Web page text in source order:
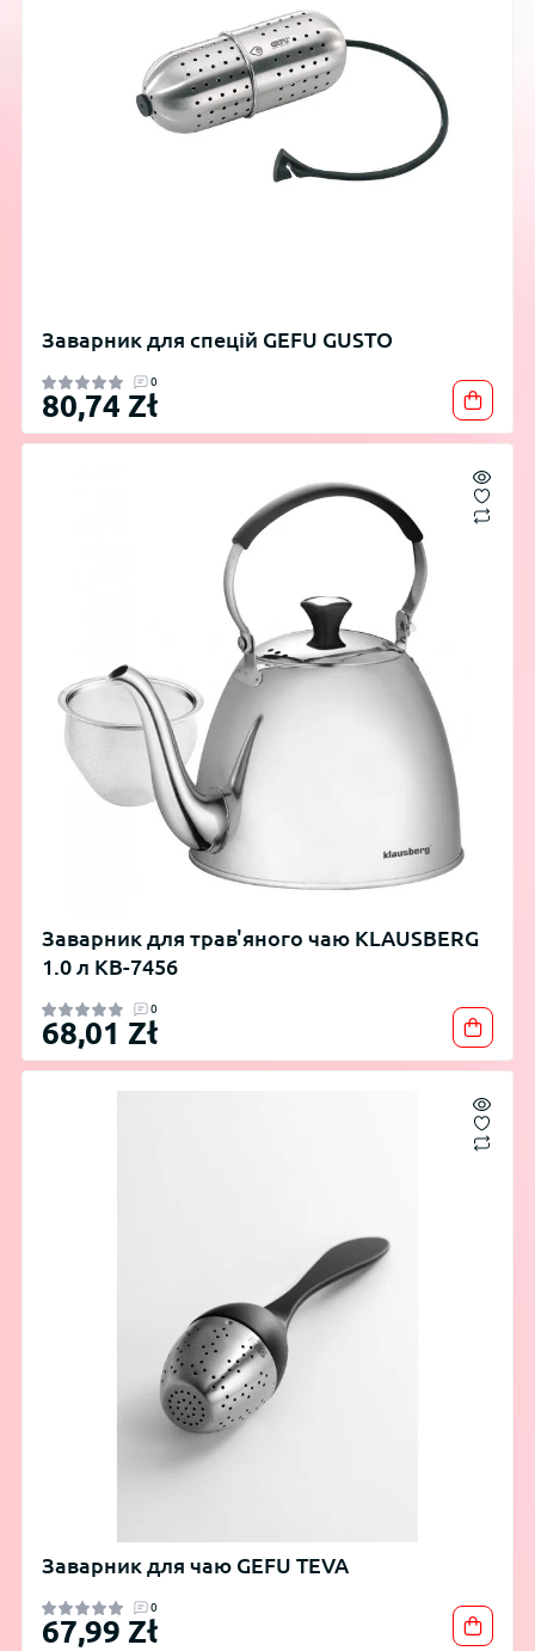
Заварник для спецій GEFU GUSTO
0
80,74 Zł
Заварник для трав'яного чаю KLAUSBERG
1.0 л KB-7456
0
68,01 Zł
Заварник для чаю GEFU TEVA
0
67,99 Zł